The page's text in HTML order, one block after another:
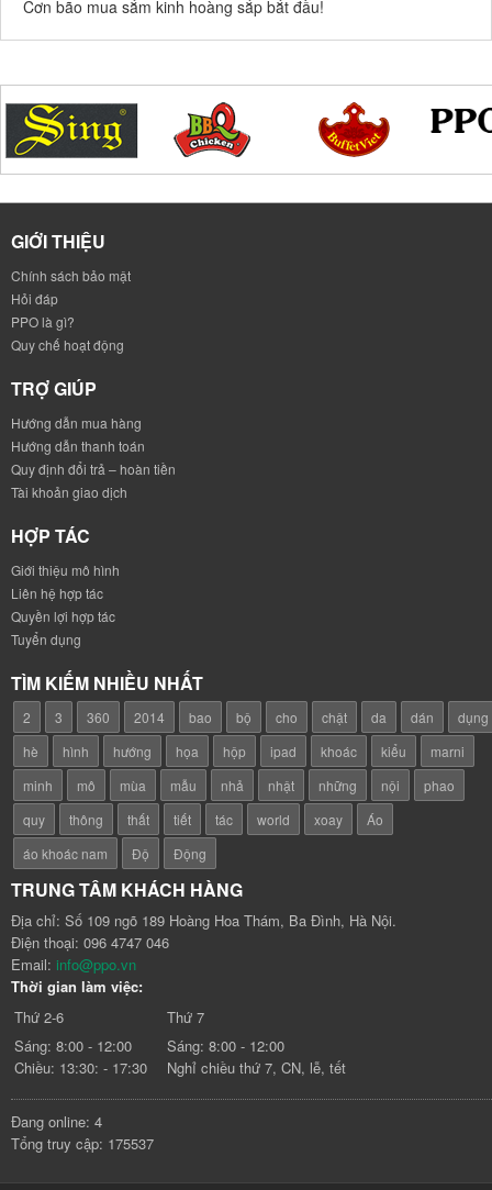
Cơn bão mua sắm kinh hoàng sắp bắt đầu!
GIỚI THIỆU
Chính sách bảo mật
Hỏi đáp
PPO là gì?
Quy chế hoạt động
TRỢ GIÚP
Hướng dẫn mua hàng
Hướng dẫn thanh toán
Quy định đổi trả – hoàn tiền
Tài khoản giao dịch
HỢP TÁC
Giới thiệu mô hình
Liên hệ hợp tác
Quyền lợi hợp tác
Tuyển dụng
TÌM KIẾM NHIỀU NHẤT
2 3 360 2014 bao bộ cho chật da dán
dụng
hè
hình hướng họa hộp ipad khoác kiểu
marni
minh
mô mùa mẫu nhả nhật những nội
phao
quy
thông thất tiết tác world xoay
Áo
áo khoác nam
Độ Động
TRUNG TÂM KHÁCH HÀNG
Địa chỉ: Số 109 ngõ 189 Hoàng Hoa Thám, Ba Đình, Hà Nội.
Điện thoại: 096 4747 046
Email: info@ppo.vn
Thời gian làm việc:
Thứ 2-6
Thứ 7
Sáng: 8:00 - 12:00
Chiều: 13:30: - 17:30
Sáng: 8:00 - 12:00
Nghỉ chiều thứ 7, CN, lễ, tết
Đang online: 4
Tổng truy cập: 175537